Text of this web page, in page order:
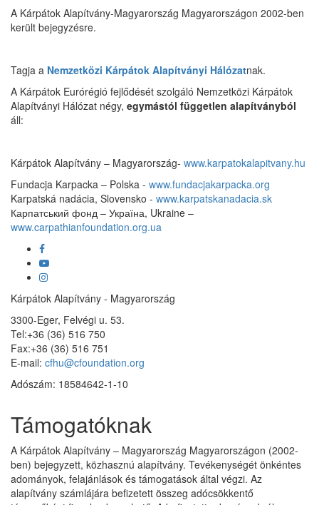
A Kárpátok Alapítvány-Magyarország Magyarországon 2002-ben
került bejegyzésre.
Tagja a Nemzetközi Kárpátok Alapítványi Hálózatnak.
A Kárpátok Eurórégió fejlődését szolgáló Nemzetközi Kárpátok
Alapítványi Hálózat négy, egymástól független alapítványból
áll:
Kárpátok Alapítvány – Magyarország- www.karpatokalapitvany.hu
Fundacja Karpacka – Polska - www.fundacjakarpacka.org
Karpatská nadácia, Slovensko - www.karpatskanadacia.sk
Карпатський фонд – Україна, Ukraine –
www.carpathianfoundation.org.ua
facebook
youtube
instagram
Kárpátok Alapítvány - Magyarország
3300-Eger, Felvégi u. 53.
Tel:+36 (36) 516 750
Fax:+36 (36) 516 751
E-mail: cfhu@cfoundation.org
Adószám: 18584642-1-10
Támogatóknak
A Kárpátok Alapítvány – Magyarország Magyarországon (2002-
ben) bejegyzett, közhasznú alapítvány. Tevékenységét önkéntes
adományok, felajánlások és támogatások által végzi. Az
alapítvány számlájára befizetett összeg adócsökkentő